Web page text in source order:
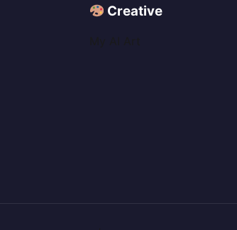
Creative